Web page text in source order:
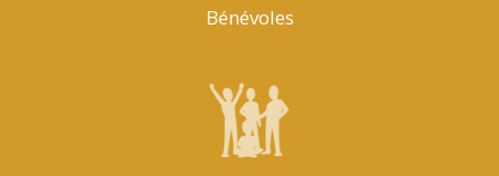
Bénévoles